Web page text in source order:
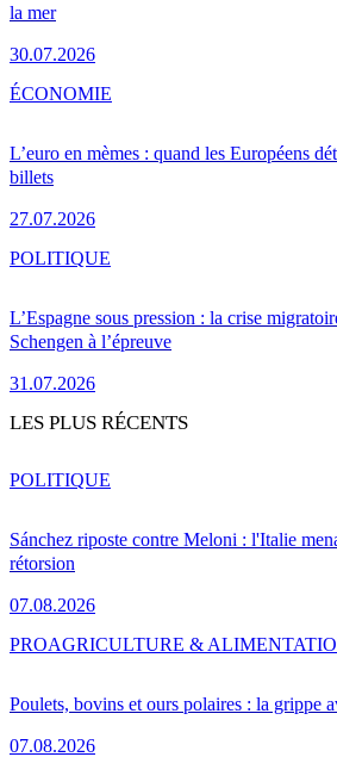
la mer
30.07.2026
L’euro en mèmes : quand les Européens
billets
27.07.2026
ÉCONOMIE
L’Espagne sous pression : la crise
Schengen à l’épreuve
31.07.2026
POLITIQUE
LES PLUS RÉCENTS
Sánchez riposte contre Meloni : l'Italie
rétorsion
07.08.2026
POLITIQUE
Poulets, bovins et ours polaires : la grippe
07.08.2026
PROAGRICULTURE &